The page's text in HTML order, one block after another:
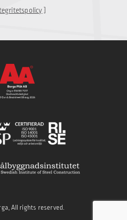
inom byggbranschen. Vi
]
All rights reserved.